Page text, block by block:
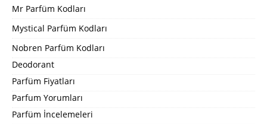
Mr Parfüm Kodları
Mystical Parfüm Kodları
Nobren Parfüm Kodları
Deodorant
Parfüm Fiyatları
Parfum Yorumları
Parfüm İncelemeleri